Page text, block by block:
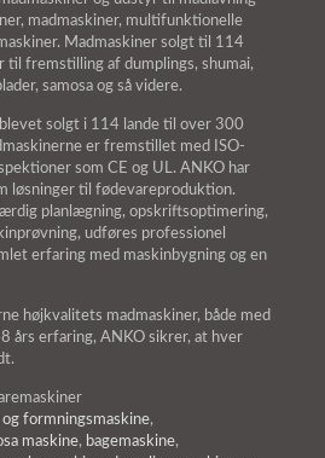
madmaskiner, multifunktionelle
Madmaskiner solgt til 114
til fremstilling af dumplings, shumai,
samosa og så videre.
solgt i 114 lande til over 300
er fremstillet med ISO-
som CE og UL. ANKO har
løsninger til fødevareproduktion.
planlægning, opskriftsoptimering,
udføres professionel
erfaring med maskinbygning og en
højkvalitets madmaskiner, både med
års erfaring, ANKO sikrer, at hver
formningsmaskine,
maskine, bagemaskine,